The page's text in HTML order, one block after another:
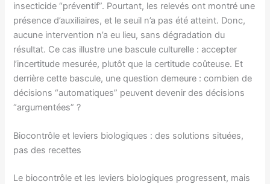
insecticide “préventif”. Pourtant, les relevés ont montré une
présence d’auxiliaires, et le seuil n’a pas été atteint. Donc,
aucune intervention n’a eu lieu, sans dégradation du
résultat. Ce cas illustre une bascule culturelle : accepter
l’incertitude mesurée, plutôt que la certitude coûteuse. Et
derrière cette bascule, une question demeure : combien de
décisions “automatiques” peuvent devenir des décisions
“argumentées” ?
Biocontrôle et leviers biologiques : des solutions situées,
pas des recettes
Le biocontrôle et les leviers biologiques progressent, mais